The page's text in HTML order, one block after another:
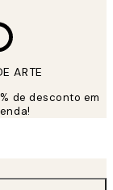
ARTE
de desconto em